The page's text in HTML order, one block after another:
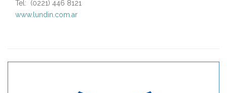
Tel: (0221) 446 8121
www.lundin.com.ar